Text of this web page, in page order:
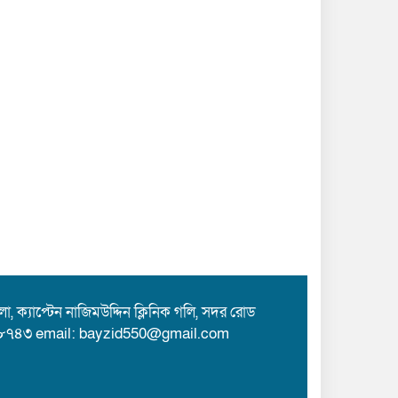
নাজিমউদ্দিন ক্লিনিক গলি, সদর রোড
email: bayzid550@gmail.com